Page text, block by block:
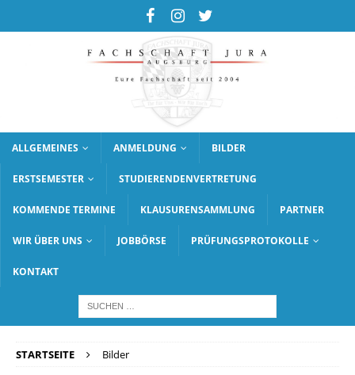
ALLGEMEINES ANMELDUNG BILDER
ERSTSEMESTER STUDIERENDENVERTRETUNG
KOMMENDE TERMINE KLAUSURENSAMMLUNG PARTNER
WIR ÜBER UNS JOBBÖRSE PRÜFUNGSPROTOKOLLE
KONTAKT
STARTSEITE Bilder